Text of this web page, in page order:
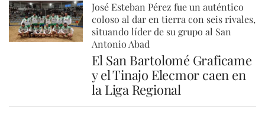
José Esteban Pérez fue un auténtico
coloso al dar en tierra con seis rivales,
situando líder de su grupo al San
Antonio Abad
El San Bartolomé Graficame
y el Tinajo Elecmor caen en
la Liga Regional